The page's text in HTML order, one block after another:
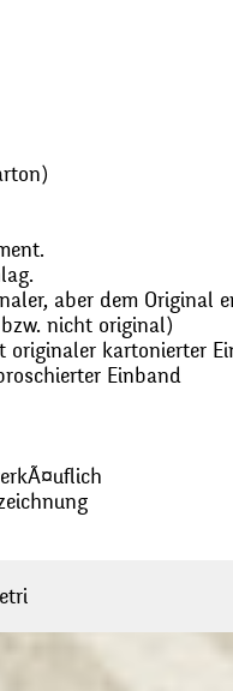
aber dem Original
nicht original)
originaler kartonierter
Einband